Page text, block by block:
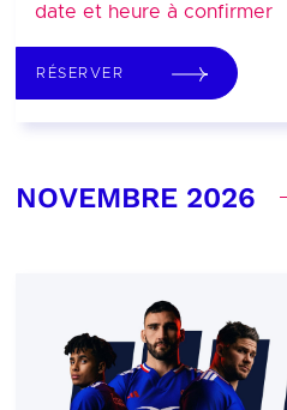
date et heure à confirmer
RÉSERVER
NOVEMBRE 2026